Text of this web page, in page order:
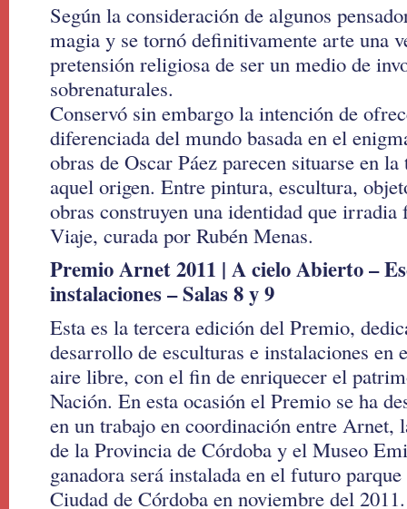
Según la consideración de algunos
magia y se tornó definitivamente arte una
pretensión religiosa de ser un medio de
sobrenaturales.
Conservó sin embargo la intención de
diferenciada del mundo basada en el
obras de Oscar Páez parecen situarse en
aquel origen. Entre pintura, escultura,
obras construyen una identidad que irradia
Viaje, curada por Rubén Menas.
Premio Arnet 2011 | A cielo Abierto –
instalaciones – Salas 8 y 9
Esta es la tercera edición del Premio,
desarrollo de esculturas e instalaciones en
aire libre, con el fin de enriquecer el
Nación. En esta ocasión el Premio se ha
en un trabajo en coordinación entre Arnet,
de la Provincia de Córdoba y el Museo
ganadora será instalada en el futuro
Ciudad de Córdoba en noviembre del